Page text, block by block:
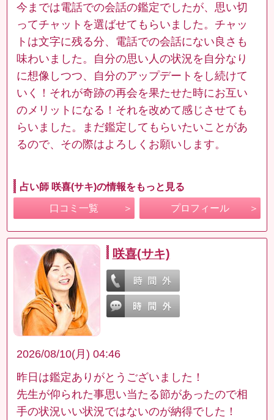
今までは電話での会話の鑑定でしたが、思い切
ってチャットを選ばせてもらいました。チャッ
トは文字に残る分、電話での会話にない良さも
味わいました。自分の思い人の状況を自分なり
に想像しつつ、自分のアップデートをし続けて
いく！それが奇跡の再会を果たせた時にお互い
のメリットになる！それを改めて感じさせても
らいました。まだ鑑定してもらいたいことがあ
るので、その際はよろしくお願いします。
占い師 咲喜(サキ)の情報をもっと見る
口コミ一覧 プロフィール
咲喜(サキ)
2026/08/10(月) 04:46
昨日は鑑定ありがとうございました！
先生が仰られた事思い当たる節があったので相
手の状況いい状況ではないのが納得でした！